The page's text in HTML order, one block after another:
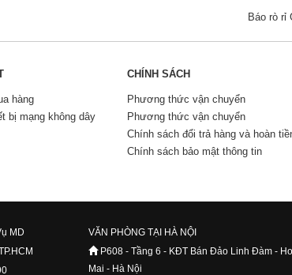
Báo rò rỉ
hàng
bị mạng không dây
CHÍNH SÁCH
Phương thức vận chuyển
Phương thức vận chuyển
Chính sách đổi trả hàng và hoàn
Chính sách bảo mật thông tin
MD
VĂN PHÒNG TẠI HÀ NỘI
P608 - Tầng 6 - KĐT Bán Đảo Linh Đàm -
Mai - Hà Nội